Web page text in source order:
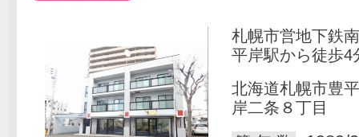
札幌市営地下鉄
平岸駅から徒歩4
北海道札幌市豊
岸二条８丁目